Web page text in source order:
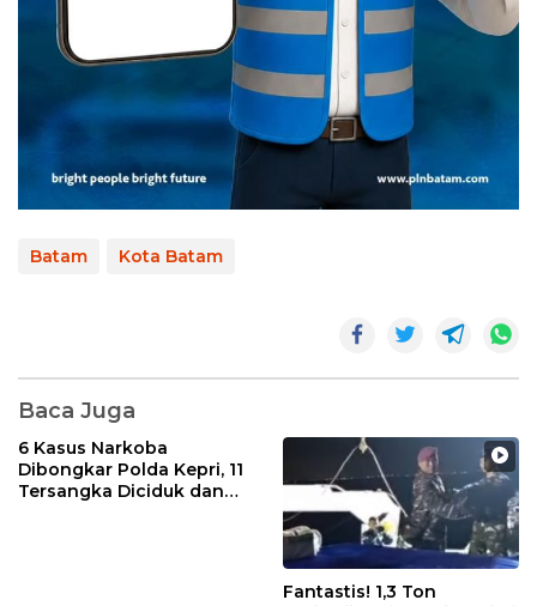
Batam Kota Batam
Baca Juga
6 Kasus Narkoba
Dibongkar Polda Kepri, 11
Tersangka Diciduk dan
Fantastis! 1,3 Ton